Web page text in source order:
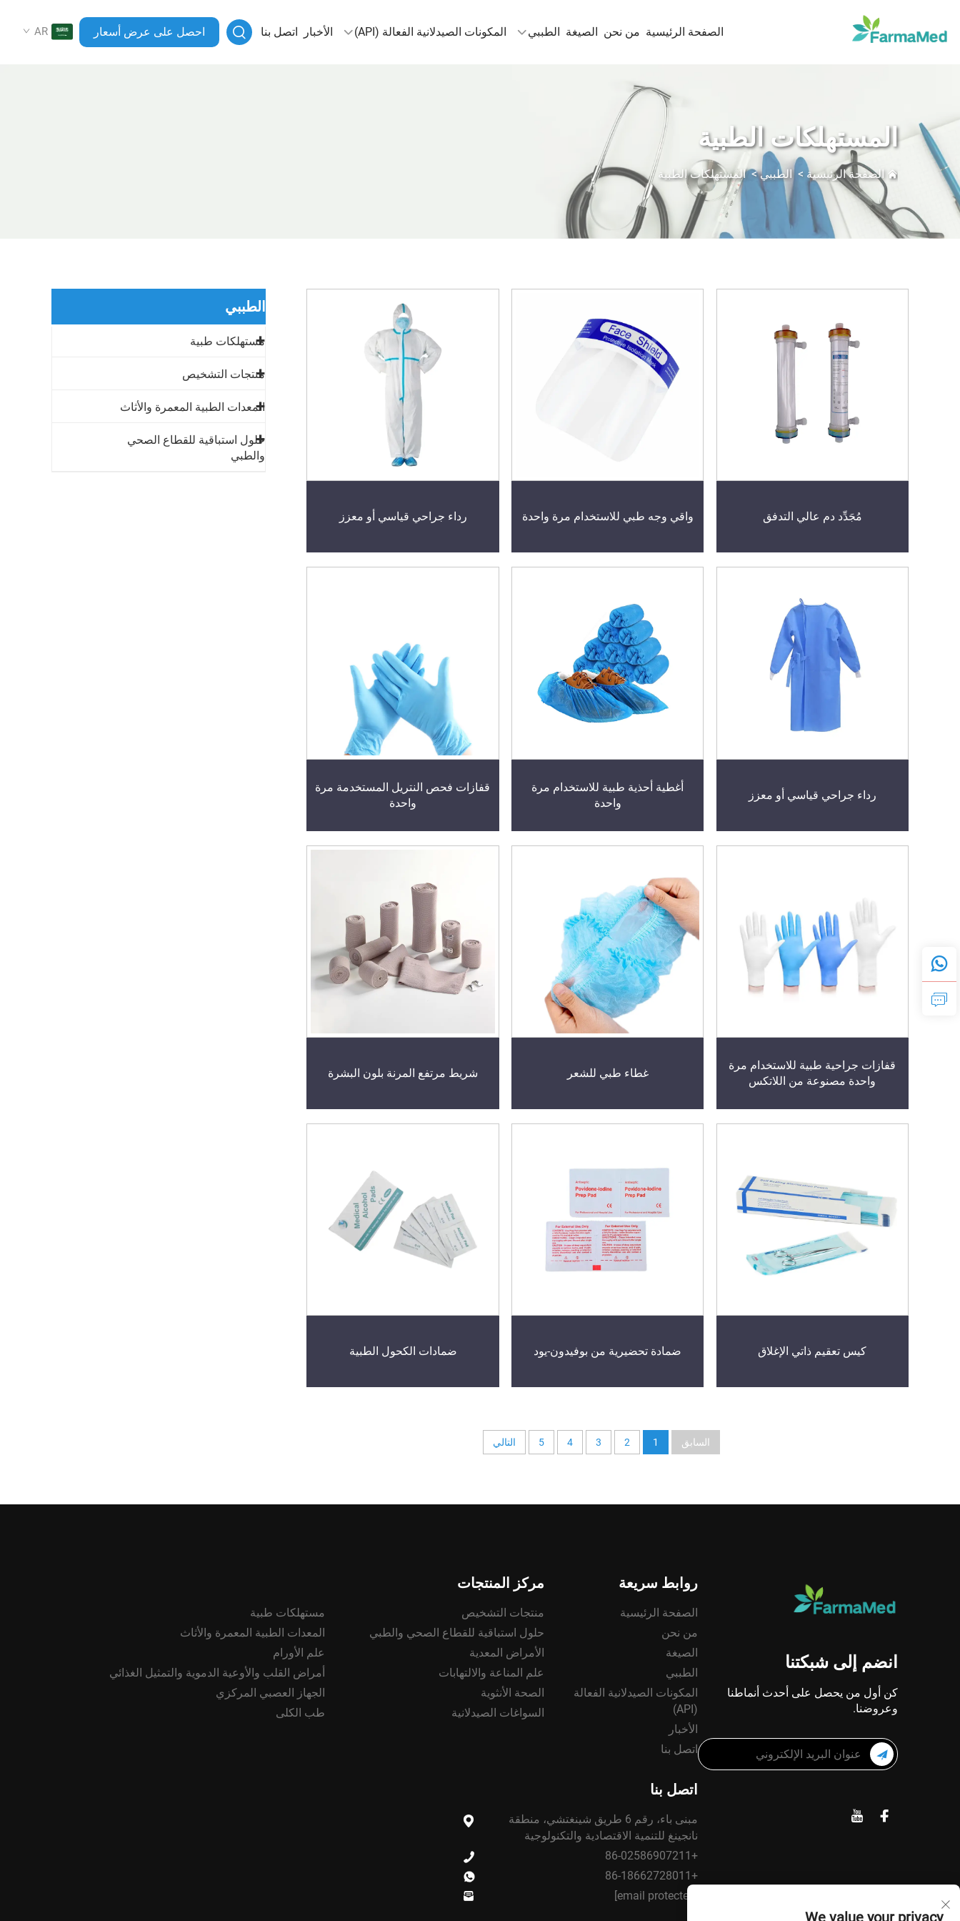
الصفحة الرئيسية من نحن الصيغة الطببي المكونات الصيدلانية الفعالة (API) الأخبار اتصل بنا احصل على عرض أسعار AR
المستهلكات الطبية
الصفحة الرئيسية > الطببي>المستهلكات الطبية
الطببي
مستهلكات طبية
منتجات التشخيص
المعدات الطبية المعمرة والأثاث
حلول استباقية للقطاع الصحي
والطبي
مُجَدِّد دم عالي التدفق واقي وجه طبي للاستخدام مرة واحدة رداء جراحي قياسي أو معزز
رداء جراحي قياسي أو معزز
أغطية أحذية طبية للاستخدام مرة
واحدة
قفازات فحص النتريل المستخدمة مرة
واحدة
قفازات جراحية طبية للاستخدام مرة
واحدة مصنوعة من اللاتكس
غطاء طبي للشعر شريط مرتفع المرنة بلون البشرة
كيس تعقيم ذاتي الإغلاق ضمادة تحضيرية من بوفيدون-يود ضمادات الكحول الطبية
السابق 1
2
3
4
5 التالي
انضم إلى شبكتنا
كن أول من يحصل على أحدث أنماطنا
وعروضنا.
روابط سريعة
الصفحة الرئيسية
من نحن
الصيغة
الطببي
المكونات الصيدلانية الفعالة
(API)
الأخبار
اتصل بنا
مركز المنتجات
مستهلكات طبية
منتجات التشخيص
المعدات الطبية المعمرة والأثاث
حلول استباقية للقطاع الصحي والطبي
علم الأورام
الأمراض المعدية
أمراض القلب والأوعية الدموية والتمثيل الغذائي
علم المناعة والالتهابات
الجهاز العصبي المركزي
الصحة الأنثوية
طب الكلى
السواغات الصيدلانية
اتصل بنا
مبنى باء، رقم 6 طريق شينغتشي، منطقة
نانجينغ للتنمية الاقتصادية والتكنولوجية
+86-02586907211
+86-18662728011
We value your privacy